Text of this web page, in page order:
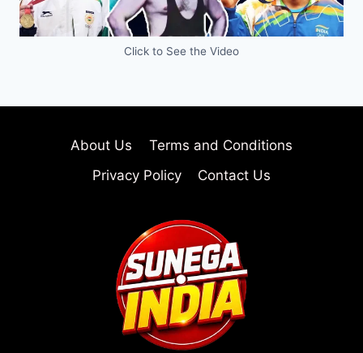
Click to See the Video
About Us
Terms and Conditions
Privacy Policy
Contact Us